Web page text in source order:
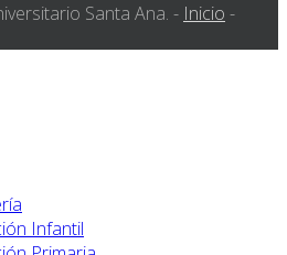
Santa Ana. - Inicio -
Infantil